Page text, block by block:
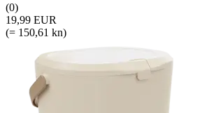
(0)
19,99 EUR
(= 150,61 kn)